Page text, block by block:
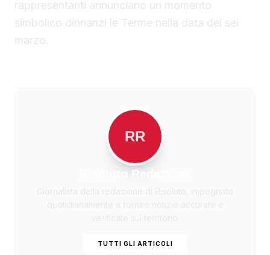
rappresentanti annunciano un momento
simbolico dinnanzi le Terme nella data del sei
marzo.
RR
Risoluto Redazione
TUTTI GLI ARTICOLI